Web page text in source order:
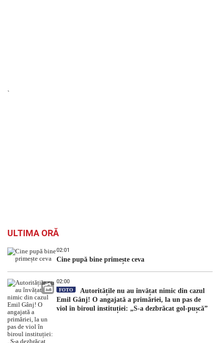
`
ULTIMA ORĂ
02:01
Cine pupă bine primește ceva
02:00
FOTO
Autoritățile nu au învățat nimic din cazul
Emil Gânj! O angajată a primăriei, la un pas de
viol în biroul instituției: „S-a dezbrăcat gol-pușcă”